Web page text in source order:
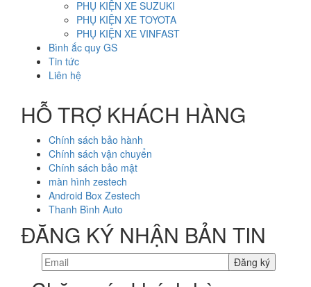
PHỤ KIỆN XE SUZUKI
PHỤ KIỆN XE TOYOTA
PHỤ KIỆN XE VINFAST
Bình ắc quy GS
Tin tức
Liên hệ
HỖ TRỢ KHÁCH HÀNG
Chính sách bảo hành
Chính sách vận chuyển
Chính sách bảo mật
màn hình zestech
Android Box Zestech
Thanh Bình Auto
ĐĂNG KÝ NHẬN BẢN TIN